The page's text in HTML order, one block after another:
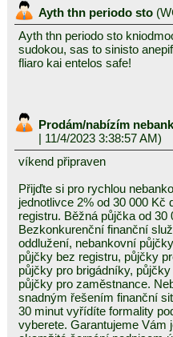
Ayth thn periodo sto (
Ayth thn periodo sto
sudokou, sas to sinisto
fliaro kai entelos safe!
Prodám/nabízím
| 11/4/2023 3:38:57 AM)
víkend připraven
Přijďte si pro rychlou
jednotlivce 2% od 30 000 Kč
registru. Běžná půjčka od
Bezkonkurenční finanční
oddlužení, nebankovní
půjčky bez registru, půjčky
půjčky pro brigádníky,
půjčky pro zaměstnance.
snadným řešením finanční
30 minut vyřídíte formality
vyberete. Garantujeme Vám